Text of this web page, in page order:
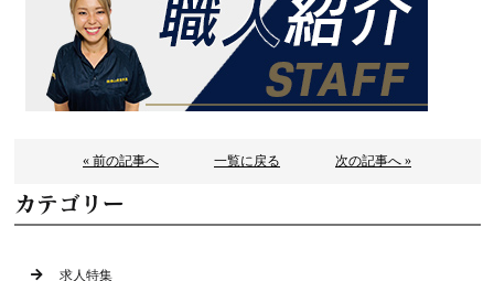
« 前の記事へ 一覧に戻る 次の記事へ »
カテゴリー
求人特集